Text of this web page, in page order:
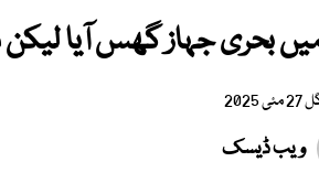
بحری جہاز گھس آیا لیکن
2025
ویب ڈیسک